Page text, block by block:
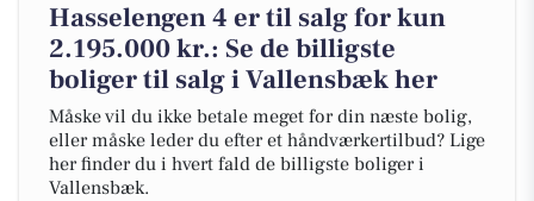
Hasselengen 4 er til salg for kun
2.195.000 kr.: Se de billigste
boliger til salg i Vallensbæk her
Måske vil du ikke betale meget for din næste bolig,
eller måske leder du efter et håndværkertilbud? Lige
her finder du i hvert fald de billigste boliger i
Vallensbæk.